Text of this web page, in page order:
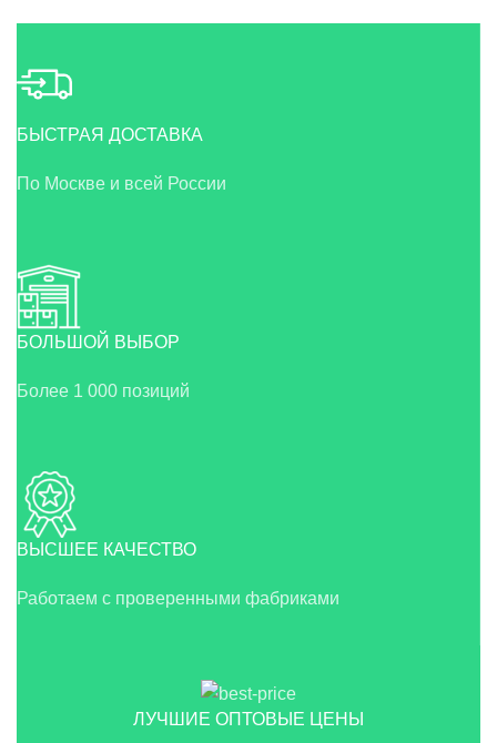
БЫСТРАЯ ДОСТАВКА
По Москве и всей России
БОЛЬШОЙ ВЫБОР
Более 1 000 позиций
ВЫСШЕЕ КАЧЕСТВО
Работаем с проверенными фабриками
ЛУЧШИЕ ОПТОВЫЕ ЦЕНЫ